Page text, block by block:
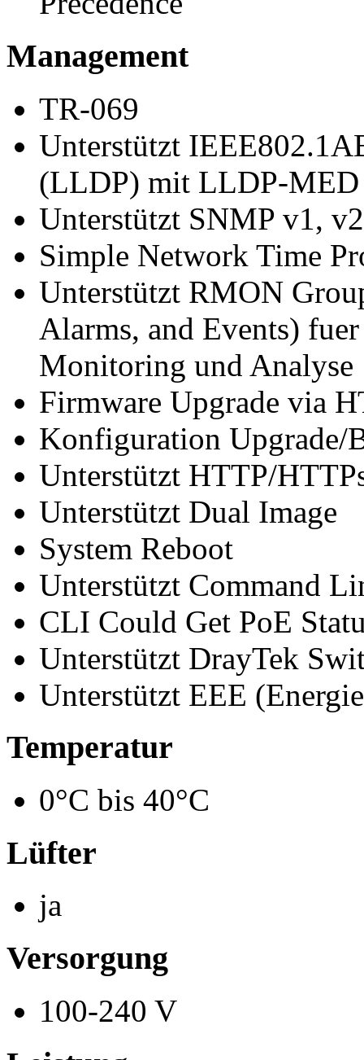
Management
TR-069
Unterstützt
(LLDP) mit LLDP-MED
Unterstützt SNMP v1,
Simple Network Time
Unterstützt RMON
Alarms, and Events)
Monitoring und Analyse
Firmware Upgrade via
Konfiguration Upgrade/
Unterstützt HTTP/
Unterstützt Dual Image
System Reboot
Unterstützt Command
CLI Could Get PoE
Unterstützt DrayTek
Unterstützt EEE
Temperatur
0°C bis 40°C
Lüfter
ja
Versorgung
100-240 V